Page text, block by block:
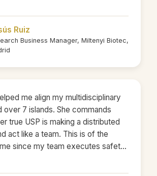
Ruiz
Business Manager, Miltenyi Biotec,
me align my multidisciplinary
over 7 islands. She commands
true USP is making a distributed
act like a team. This is of the
since my team executes safety